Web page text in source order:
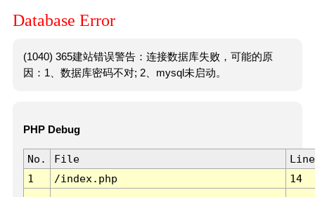
Database Error
(1040) 365建站错误警告：连接数据库失败，可能的原
因：1、数据库密码不对; 2、mysql未启动。
PHP Debug
No. File
Line
1
/index.php 14